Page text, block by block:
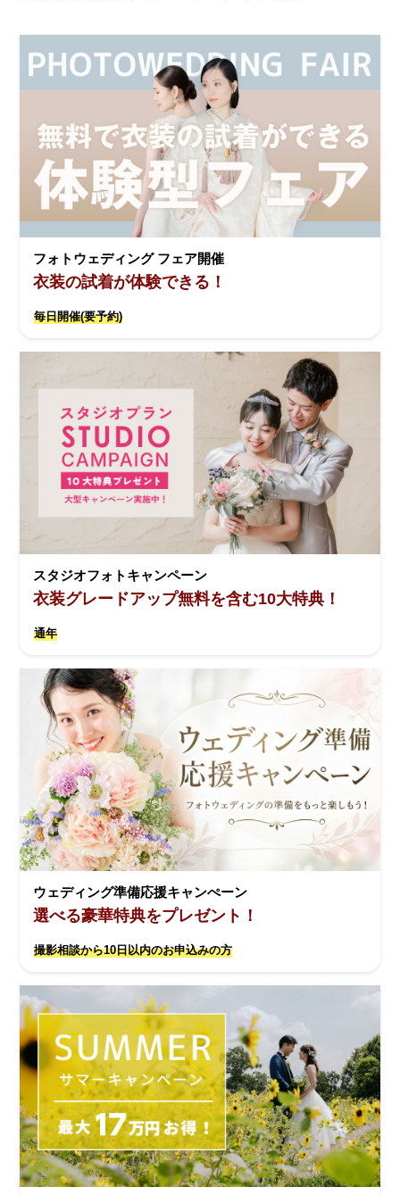
フォトウェディング フェア開催
衣装の試着が体験できる！
毎日開催(要予約)
スタジオフォトキャンペーン
衣装グレードアップ無料を含む10大特典！
通年
ウェディング準備応援キャンぺーン
選べる豪華特典をプレゼント！
撮影相談から10日以内のお申込みの方